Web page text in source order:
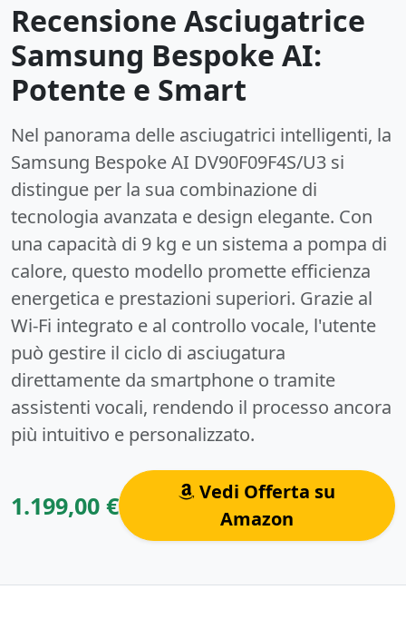
Recensione Asciugatrice
Samsung Bespoke AI:
Potente e Smart
Nel panorama delle asciugatrici intelligenti, la
Samsung Bespoke AI DV90F09F4S/U3 si
distingue per la sua combinazione di
tecnologia avanzata e design elegante. Con
una capacità di 9 kg e un sistema a pompa di
calore, questo modello promette efficienza
energetica e prestazioni superiori. Grazie al
Wi-Fi integrato e al controllo vocale, l'utente
può gestire il ciclo di asciugatura
direttamente da smartphone o tramite
assistenti vocali, rendendo il processo ancora
più intuitivo e personalizzato.
1.199,00 €
Vedi Offerta su
Amazon